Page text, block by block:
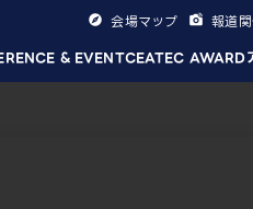
& EVENTCEATEC AWARD
会場マップ 報道